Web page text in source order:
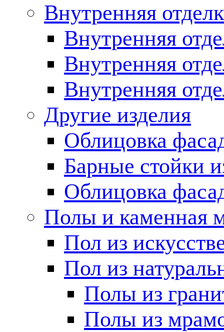
Внутренняя
Внутренняя
Внутренняя
Внутренняя
Другие изделия
Облицовка
Барные стойки
Облицовка
Полы и каменная
Пол из
Пол из
Полы из
Полы из